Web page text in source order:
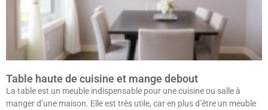
Table haute de cuisine et mange debout
La table est un meuble indispensable pour une cuisine ou salle à
manger d’une maison. Elle est très utile, car en plus d’être un meuble